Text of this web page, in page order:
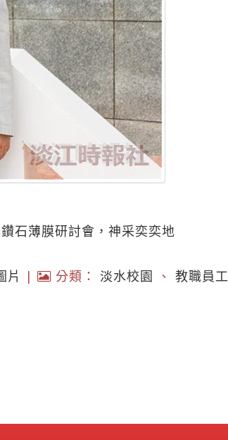
石薄膜研討會，神采奕奕地
片 | 分類： 淡水校園 、 教職員工